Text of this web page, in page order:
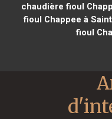
chaudière fioul
fioul Chappee à
fioul